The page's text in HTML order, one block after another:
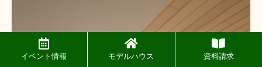
イベント情報 モデルハウス 資料請求